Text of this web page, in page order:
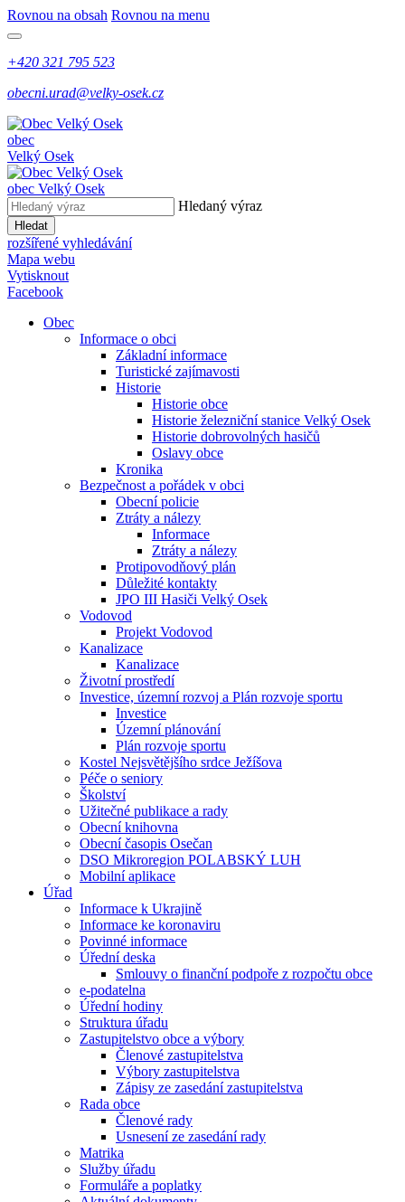
Rovnou na obsah Rovnou na menu
+420 321 795 523
obecni.urad@velky-osek.cz
obec
Velký Osek
obec Velký Osek
Hledaný výraz
Hledat
rozšířené vyhledávání
Mapa webu
Vytisknout
Facebook
Obec
Informace o obci
Základní informace
Turistické zajímavosti
Historie
Historie obce
Historie železniční stanice Velký Osek
Historie dobrovolných hasičů
Oslavy obce
Kronika
Bezpečnost a pořádek v obci
Obecní policie
Ztráty a nálezy
Informace
Ztráty a nálezy
Protipovodňový plán
Důležité kontakty
JPO III Hasiči Velký Osek
Vodovod
Projekt Vodovod
Kanalizace
Kanalizace
Životní prostředí
Investice, územní rozvoj a Plán rozvoje sportu
Investice
Územní plánování
Plán rozvoje sportu
Kostel Nejsvětějšího srdce Ježíšova
Péče o seniory
Školství
Užitečné publikace a rady
Obecní knihovna
Obecní časopis Osečan
DSO Mikroregion POLABSKÝ LUH
Mobilní aplikace
Úřad
Informace k Ukrajině
Informace ke koronaviru
Povinné informace
Úřední deska
Smlouvy o finanční podpoře z rozpočtu obce
e-podatelna
Úřední hodiny
Struktura úřadu
Zastupitelstvo obce a výbory
Členové zastupitelstva
Výbory zastupitelstva
Zápisy ze zasedání zastupitelstva
Rada obce
Členové rady
Usnesení ze zasedání rady
Matrika
Služby úřadu
Formuláře a poplatky